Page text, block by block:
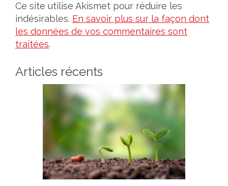
Ce site utilise Akismet pour réduire les
indésirables. En savoir plus sur la façon dont
les données de vos commentaires sont
traitées.
Articles récents